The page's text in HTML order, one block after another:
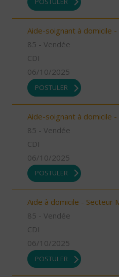
Aide-soignant à domicile
85 - Vendée
CDI
06/10/2025
POSTULER
Aide-soignant à domicile
85 - Vendée
CDI
06/10/2025
POSTULER
Aide à domicile - Secteur
85 - Vendée
CDI
06/10/2025
POSTULER